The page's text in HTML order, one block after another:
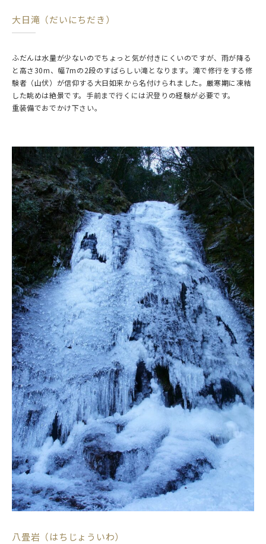
大日滝（だいにちだき）
ふだんは水量が少ないのでちょっと気が付きにくいのですが、雨が降る
と高さ30m、幅7mの2段のすばらしい滝となります。滝で修行をする修
験者（山伏）が信仰する大日如来から名付けられました。厳寒期に凍結
した眺めは絶景です。手前まで行くには沢登りの経験が必要です。
重装備でおでかけ下さい。
八畳岩（はちじょういわ）